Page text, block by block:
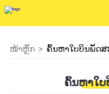
ໜ້າຫຼັກ > ຄົ້ນຫາໃບບິນພັດສ
ຄົ້ນຫາໃ